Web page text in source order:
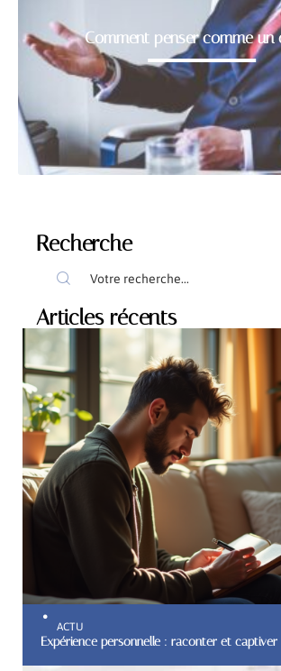
Comment penser comme un
Recherche
Articles récents
ACTU
Expérience personnelle : raconter et captiver